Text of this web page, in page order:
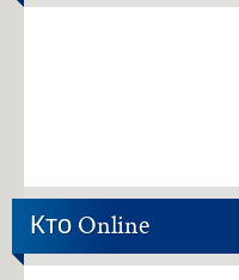
Кто Online